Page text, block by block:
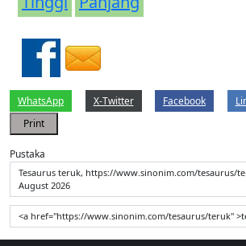
WhatsApp X-Twitter Facebook
Print
Pustaka
Tesaurus teruk, https://www.sinonim.com/tesaurus/
August 2026
<a href="https://www.sinonim.com/tesaurus/teruk"